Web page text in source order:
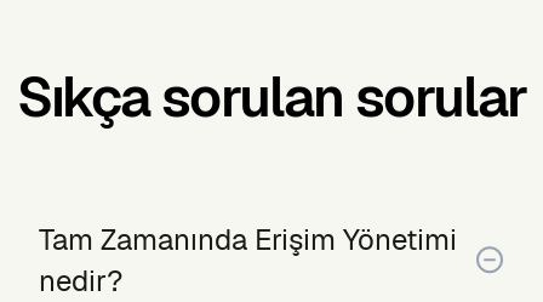
Sıkça sorulan sorular
Tam Zamanında Erişim Yönetimi
nedir?